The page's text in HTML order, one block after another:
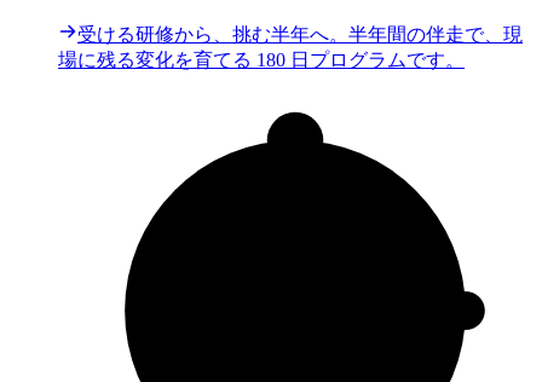
受ける研修から、挑む半年へ。半年間の伴走で、現
場に残る変化を育てる 180 日プログラムです。